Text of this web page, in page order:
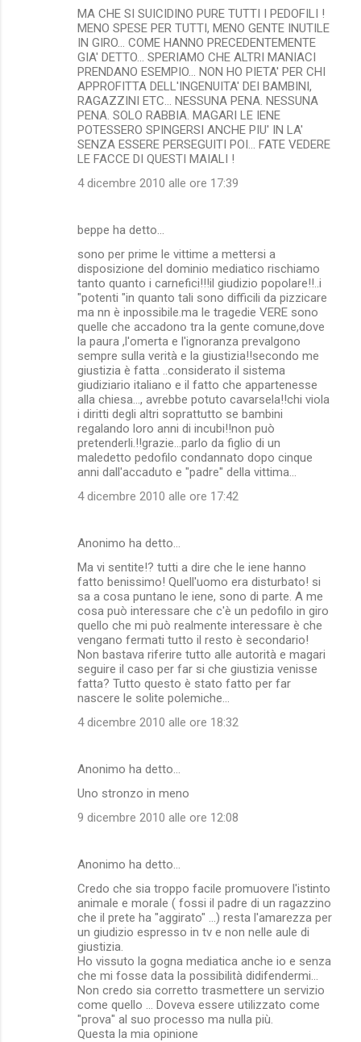
MA CHE SI SUICIDINO PURE TUTTI I PEDOFILI !
MENO SPESE PER TUTTI, MENO GENTE INUTILE
IN GIRO... COME HANNO PRECEDENTEMENTE
GIA' DETTO... SPERIAMO CHE ALTRI MANIACI
PRENDANO ESEMPIO... NON HO PIETA' PER CHI
APPROFITTA DELL'INGENUITA' DEI BAMBINI,
RAGAZZINI ETC... NESSUNA PENA. NESSUNA
PENA. SOLO RABBIA. MAGARI LE IENE
POTESSERO SPINGERSI ANCHE PIU' IN LA'
SENZA ESSERE PERSEGUITI POI... FATE VEDERE
LE FACCE DI QUESTI MAIALI !
4 dicembre 2010 alle ore 17:39
beppe ha detto…
sono per prime le vittime a mettersi a
disposizione del dominio mediatico rischiamo
tanto quanto i carnefici!!!il giudizio popolare!!..i
"potenti "in quanto tali sono difficili da pizzicare
ma nn è inpossibile.ma le tragedie VERE sono
quelle che accadono tra la gente comune,dove
la paura ,l'omerta e l'ignoranza prevalgono
sempre sulla verità e la giustizia!!secondo me
giustizia è fatta ..considerato il sistema
giudiziario italiano e il fatto che appartenesse
alla chiesa..., avrebbe potuto cavarsela!!chi viola
i diritti degli altri soprattutto se bambini
regalando loro anni di incubi!!non può
pretenderli.!!grazie...parlo da figlio di un
maledetto pedofilo condannato dopo cinque
anni dall'accaduto e "padre" della vittima...
4 dicembre 2010 alle ore 17:42
Anonimo ha detto…
Ma vi sentite!? tutti a dire che le iene hanno
fatto benissimo! Quell'uomo era disturbato! si
sa a cosa puntano le iene, sono di parte. A me
cosa può interessare che c'è un pedofilo in giro
quello che mi può realmente interessare è che
vengano fermati tutto il resto è secondario!
Non bastava riferire tutto alle autorità e magari
seguire il caso per far si che giustizia venisse
fatta? Tutto questo è stato fatto per far
nascere le solite polemiche...
4 dicembre 2010 alle ore 18:32
Anonimo ha detto…
Uno stronzo in meno
9 dicembre 2010 alle ore 12:08
Anonimo ha detto…
Credo che sia troppo facile promuovere l'istinto
animale e morale ( fossi il padre di un ragazzino
che il prete ha "aggirato" ...) resta l'amarezza per
un giudizio espresso in tv e non nelle aule di
giustizia.
Ho vissuto la gogna mediatica anche io e senza
che mi fosse data la possibilità didifendermi...
Non credo sia corretto trasmettere un servizio
come quello ... Doveva essere utilizzato come
"prova" al suo processo ma nulla più.
Questa la mia opinione